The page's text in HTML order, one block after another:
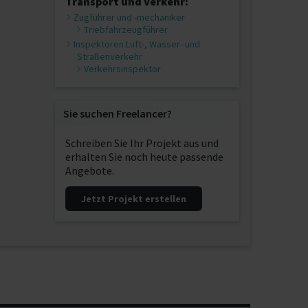
Zugführer und -mechaniker
Triebfahrzeugführer
Inspektoren Luft-, Wasser- und
Straßenverkehr
Verkehrsinspektor
Sie suchen Freelancer?
Schreiben Sie Ihr Projekt aus und
erhalten Sie noch heute passende
Angebote.
Jetzt Projekt erstellen